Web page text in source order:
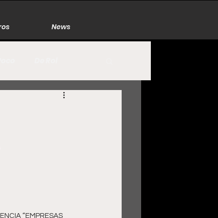
News
Naturaleza
“EMPRESAS